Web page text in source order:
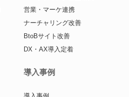
営業・マーケ連携
ナーチャリング改善
BtoBサイト改善
DX・AX導入定着
導入事例